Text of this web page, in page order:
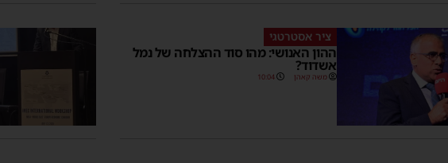
ציר אסטרטגי
ההון האנושי: מהו סוד ההצלחה של נמל
אשדוד?
משה קאהן 10:04